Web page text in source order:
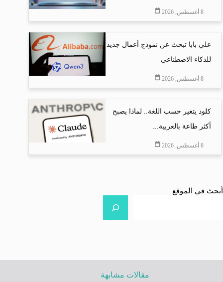
8 أغسطس, 2026
علي بابا تبحث عن نموذج أعمال جديد
للذكاء الاصطناعي
8 أغسطس, 2026
كلود يتغير حسب اللغة.. لماذا يصبح
أكثر طاعة بالعربية...
8 أغسطس, 2026
أبحث في الموقع
مقالات مشابهة